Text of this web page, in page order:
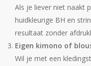
Als je liever niet naakt
huidkleurige BH en
resultaat zonder
Eigen kimono of
Wil je met een